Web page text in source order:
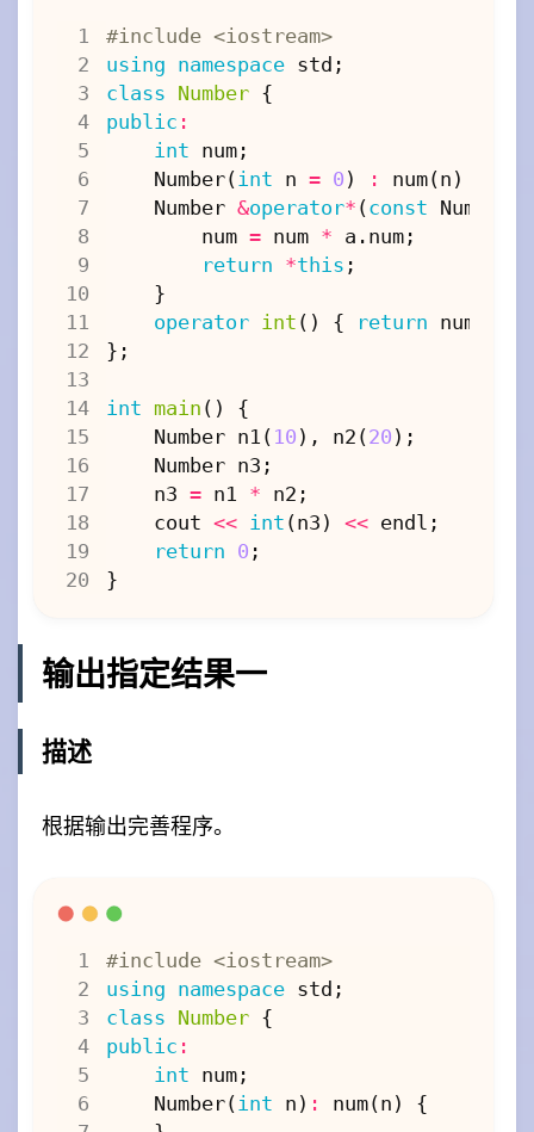
4
14
#include <iostream>
using namespace std ;
class Number {
public :
int num;
Number( int n = 0 ) : num(n )
Number &operator* (const Number
num = num * a . num;
return *this ;
}
operator
int () { return num
};
int main ()
{
Number n1 ( 10 ), n2 (20 );
Number n3 ;
n3 = n1 * n2 ;
cout << int (n3 ) << endl ;
return 0 ;
}
输出指定结果一
描述
根据输出完善程序。
4
#include <iostream>
using namespace std ;
class Number {
public :
int num;
Number(int n ) : num(n )
{